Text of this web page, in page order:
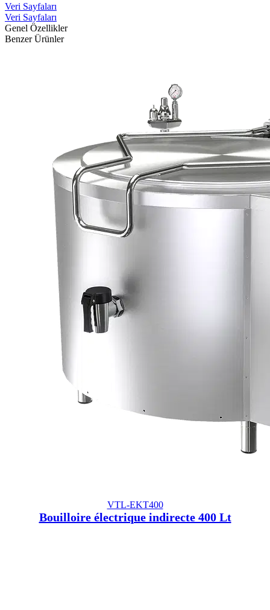
Veri Sayfaları
Veri Sayfaları
Genel Özellikler
Benzer Ürünler
VTL-EKT400
Bouilloire électrique indirecte 400 Lt